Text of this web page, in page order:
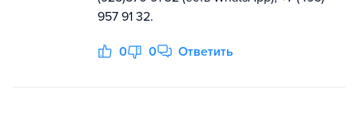
957 91 32.
0 0 Ответить